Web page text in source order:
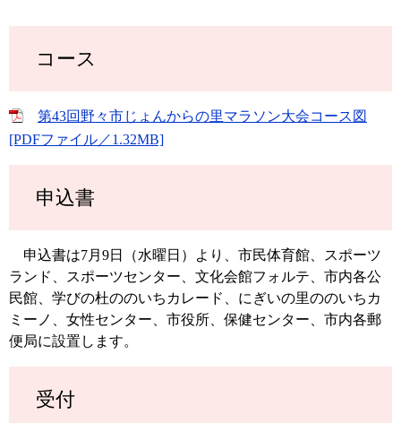
コース
第43回野々市じょんからの里マラソン大会コース図
[PDFファイル／1.32MB]
申込書
申込書は7月9日（水曜日）より、市民体育館、スポーツ
ランド、スポーツセンター、文化会館フォルテ、市内各公
民館、学びの杜ののいちカレード、にぎいの里ののいちカ
ミーノ、女性センター、市役所、保健センター、市内各郵
便局に設置します。
受付